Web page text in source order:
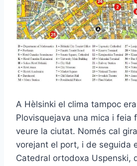
A Hèlsinki el clima tampoc
Plovisquejava una mica i feia
veure la ciutat. Només cal
vorejant el port, i de seguida
Catedral ortodoxa Uspenski,